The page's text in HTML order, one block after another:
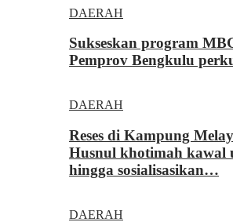
DAERAH
Sukseskan program
Pemprov Bengkulu
DAERAH
Reses di Kampung
Husnul khotimah kawal
hingga sosialisasikan…
DAERAH